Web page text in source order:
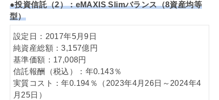
●投資信託（2）：eMAXIS Slimバランス（8資産均等
型）
設定日：2017年5月9日
純資産総額：3,157億円
基準価額：17,008円
信託報酬（税込）：年0.143％
実質コスト：年0.194％（2023年4月26日～2024年4
月25日）